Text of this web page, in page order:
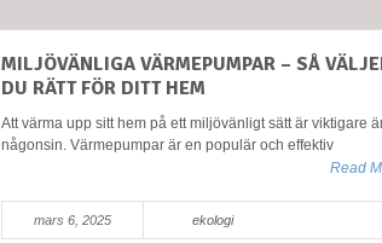
MILJÖVÄNLIGA VÄRMEPUMPAR – SÅ
DU RÄTT FÖR DITT HEM
Att värma upp sitt hem på ett miljövänligt sätt är viktigare
någonsin. Värmepumpar är en populär och effektiv
Read
mars 6, 2025 ekologi